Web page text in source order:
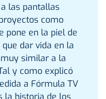
las pantallas
como
pone en la piel de
dar vida en la
similar a la
y como explicó
a Fórmula TV
la historia de los